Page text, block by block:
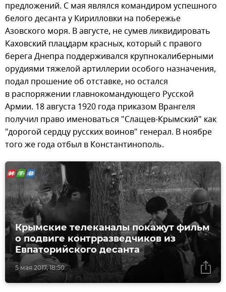
предложений. С мая являлся командиром успешного
белого десанта у Кирилловки на побережье
Азовского моря. В августе, не сумев ликвидировать
Каховский плацдарм красных, который с правого
берега Днепра поддерживался крупнокалиберными
орудиями тяжелой артиллерии особого назначения,
подал прошение об отставке, но остался
в распоряжении главнокомандующего Русской
Армии. 18 августа 1920 года приказом Врангеля
получил право именоваться "Слащев-Крымский" как
"дорогой сердцу русских воинов" генерал. В ноябре
того же года отбыл в Константинополь.
5 мая 2017, 18:50
Крымские телеканалы покажут фильм
о подвиге контрразведчиков из
Евпаторийского десанта